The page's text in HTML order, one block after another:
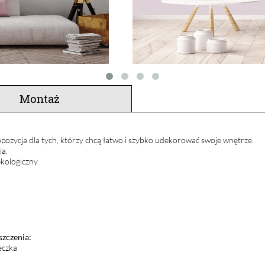
Montaż
dla tych, którzy chcą łatwo i szybko udekorować swoje wnętrze.